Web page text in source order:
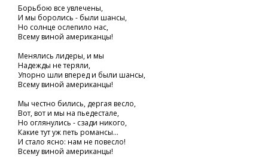
Борьбою все увлечены,
И мы боролись - были шансы,
Но солнце ослепило нас,
Всему виной американцы!
Менялись лидеры, и мы
Надежды не теряли,
Упорно шли вперед и были шансы,
Всему виной американцы!
Мы честно бились, дергая весло,
Вот, вот и мы на пьедестале,
Но оглянулись - сзади никого,
Какие тут уж петь романсы...
И стало ясно: нам не повесло!
Всему виной американцы!